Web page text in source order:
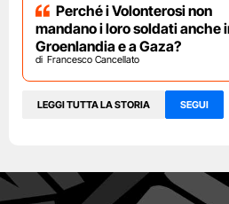
Perché i Volonterosi non
mandano i loro soldati anche
Groenlandia e a Gaza?
Francesco Cancellato
LEGGI TUTTA LA STORIA SEGUI